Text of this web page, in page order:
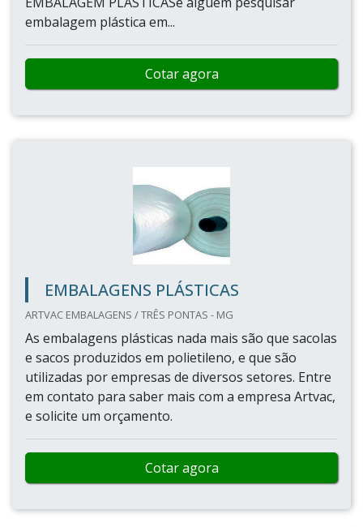
embalagem plástica em...
Cotar agora
EMBALAGENS PLÁSTICAS
ARTVAC EMBALAGENS / TRÊS PONTAS - MG
As embalagens plásticas nada mais são que sacolas
e sacos produzidos em polietileno, e que são
utilizadas por empresas de diversos setores. Entre
em contato para saber mais com a empresa Artvac,
e solicite um orçamento.
Cotar agora